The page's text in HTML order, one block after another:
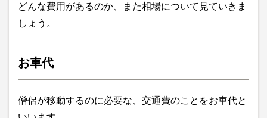
どんな費用があるのか、また相場について見ていきま
しょう。
お車代
僧侶が移動するのに必要な、交通費のことをお車代と